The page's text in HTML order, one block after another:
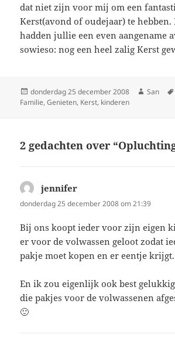
dat niet zijn voor mij om een
Kerst(avond of oudejaar) te
hadden jullie een even aangename
sowieso: nog een heel zalig Kerst
Geplaatst
op
donderdag 25 december 2008 Auteur
San
Familie,Genieten, Kerst, kinderen
2 gedachten over
jennifer
donderdag 25 december 2008 om 21:39
Bij ons koopt ieder voor zijn eigen
er voor de volwassen geloot zodat
pakje moet kopen en er eentje krijgt.
En ik zou eigenlijk ook best
die pakjes voor de volwassenen
🙂